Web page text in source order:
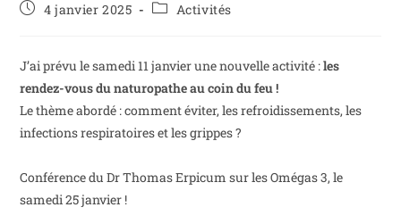
4 janvier 2025 Activités
J’ai prévu le samedi 11 janvier une nouvelle activité :les
rendez-vous du naturopathe au coin du feu !
Le thème abordé : comment éviter, les refroidissements, les
infections respiratoires et les grippes ?
Conférence du Dr Thomas Erpicum sur les Omégas 3, le
samedi 25 janvier !